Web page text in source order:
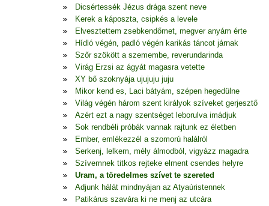
Dicsértessék Jézus drága szent neve
Kerek a káposzta, csipkés a levele
Elvesztettem zsebkendőmet, megver anyám érte
Hídló végén, padló végén karikás táncot járnak
Szőr szökött a szemembe, reverundarinda
Virág Erzsi az ágyát magasra vetette
XY bő szoknyája ujujuju juju
Mikor kend es, Laci bátyám, szépen hegedülne
Világ végén három szent királyok szíveket gerjesztő
Azért ezt a nagy szentséget leborulva imádjuk
Sok rendbéli próbák vannak rajtunk ez életben
Ember, emlékezzél a szomorú halálról
Serkenj, lelkem, mély álmodból, vigyázz magadra
Szívemnek titkos rejteke elment csendes helyre
Uram, a töredelmes szívet te szereted
Adjunk hálát mindnyájan az Atyaúristennek
Patikárus szavára ki ne menj az utcára